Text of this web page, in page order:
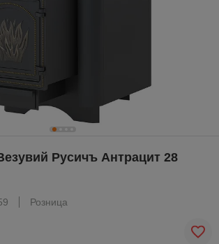
Русичъ Антрацит 28
Розница